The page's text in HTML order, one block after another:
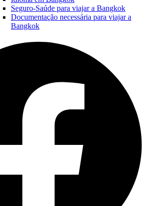
Seguro-Saúde para viajar a Bangkok
Documentação necessária para viajar a
Bangkok